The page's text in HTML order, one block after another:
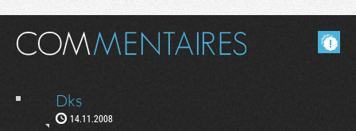
Masquer les commentaires lus.
Dks
14.11.2008